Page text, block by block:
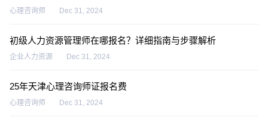
心理咨询师 Dec 31, 2024
初级人力资源管理师在哪报名？详细指南与步骤解析
企业人力资源 Dec 31, 2024
25年天津心理咨询师证报名费
心理咨询师 Dec 31, 2024